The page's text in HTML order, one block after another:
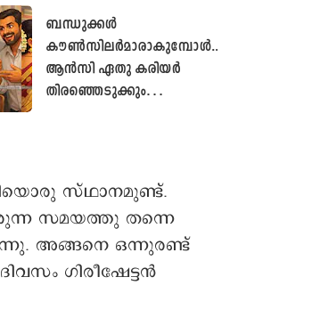
ബന്ധുക്കൾ
കൗൺസിലർമാരാകുമ്പോൾ...
ആൻസി ഏതു കരിയർ
തിരഞ്ഞെടുക്കും
സ്ഥാനമുണ്ട്.
സമയത്തു തന്നെ
അങ്ങനെ ഒന്നുരണ്ട്
ഗിരീഷേട്ടൻ